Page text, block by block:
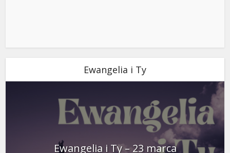
Ewangelia i Ty
Ewangelia i Ty – 23 marca